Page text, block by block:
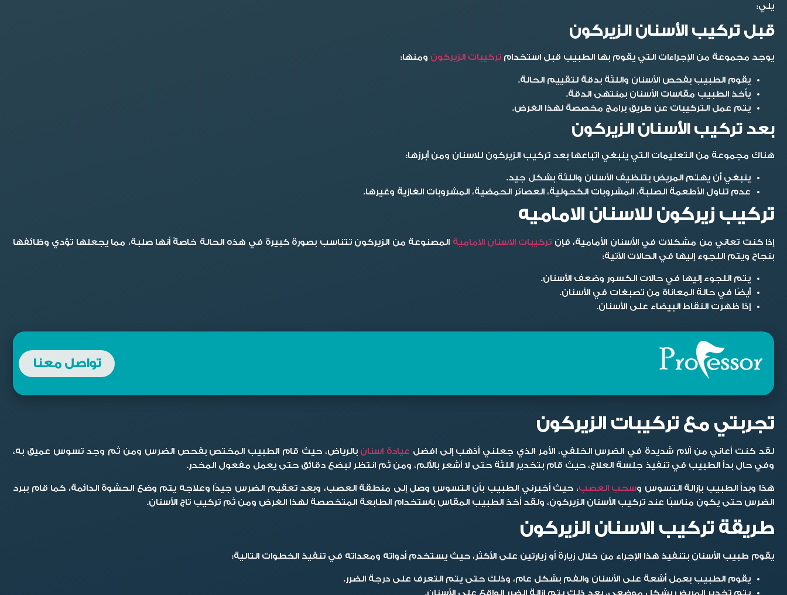
يلي:
قبل تركيب الأسنان الزيركون
يوجد مجموعة من الإجراءات التي يقوم بها الطبيب قبل استخدام تركيبات الزيركون ومنها:
يقوم الطبيب بفحص الأسنان واللثة بدقة لتقييم الحالة.
يأخذ الطبيب مقاسات الأسنان بمنتهى الدقة.
يتم عمل التركيبات عن طريق برامج مخصصة لهذا الغرض.
بعد تركيب الأسنان الزيركون
هناك مجموعة من التعليمات التي ينبغي اتباعها بعد تركيب الزيركون للاسنان ومن أبرزها:
ينبغي أن يهتم المريض بتنظيف الأسنان واللثة بشكل جيد.
عدم تناول الأطعمة الصلبة، المشروبات الكحولية، العصائر الحمضية، المشروبات الغازية وغيرها.
تركيب زيركون للاسنان الاماميه
إذا كنت تعاني من مشكلات في الأسنان الأمامية، فإن تركيبات الاسنان الامامية المصنوعة من الزيركون تتناسب بصورة كبيرة في هذه الحالة خاصةً أنها صلبة، مما يجعلها تؤدي وظائفها
بنجاح ويتم اللجوء إليها في الحالات الآتية:
يتم اللجوء إليها في حالات الكسور وضعف الأسنان.
أيضًا في حالة المعاناة من تصبغات في الأسنان.
إذا ظهرت النقاط البيضاء على الأسنان.
تواصل معنا
تجربتي مع تركيبات الزيركون
لقد كنت أعاني من آلام شديدة في الضرس الخلفي، الأمر الذي جعلني أذهب إلى افضل عيادة اسنان بالرياض، حيث قام الطبيب المختص بفحص الضرس ومن ثم وجد تسوس عميق به،
وفي حال بدأ الطبيب في تنفيذ جلسة العلاج، حيث قام بتخدير اللثة حتى لا أشعر بالألم، ومن ثم انتظر لبضع دقائق حتى يعمل مفعول المخدر.
هذا وبدأ الطبيب بإزالة التسوس وسحب العصب، حيث أخبرني الطبيب بأن التسوس وصل إلى منطقة العصب، وبعد تعقيم الضرس جيدًا وعلاجه يتم وضع الحشوة الدائمة، كما قام ببرد
الضرس حتى يكون مناسبًا عند تركيب الأسنان الزيركون، ولقد أخذ الطبيب المقاس باستخدام الطابعة المتخصصة لهذا الغرض ومن ثم تركيب تاج الأسنان.
طريقة تركيب الاسنان الزيركون
يقوم طبيب الأسنان بتنفيذ هذا الإجراء من خلال زيارة أو زيارتين على الأكثر، حيث يستخدم أدواته ومعداته في تنفيذ الخطوات التالية:
يقوم الطبيب بعمل أشعة على الأسنان والفم بشكل عام، وذلك حتى يتم التعرف على درجة الضرر.
يتم تخدير المريض بشكل موضعي، بعد ذلك يتم إزالة الضرر الواقع على الأسنان.